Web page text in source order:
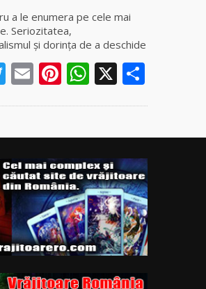
a le enumera pe cele mai
Seriozitatea,
și dorința de a deschide
Twitter
EmailPinterest
WhatsApp
X